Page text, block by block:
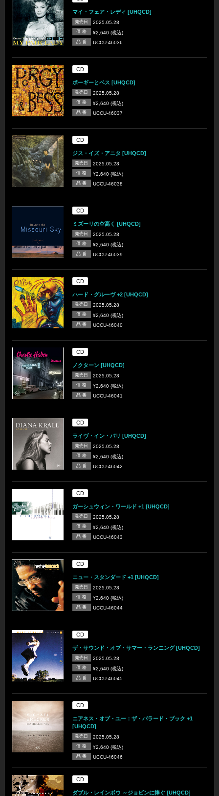
マイ・フェア・レディ [UHQCD]
発売日 2025.05.28
価 格 ¥2,640 (税込)
品 番 UCCU-46036
CD
ポーギーとベス [UHQCD]
発売日 2025.05.28
価 格 ¥2,640 (税込)
品 番 UCCU-46037
CD
ジス・イズ・アニタ [UHQCD]
発売日 2025.05.28
価 格 ¥2,640 (税込)
品 番 UCCU-46038
CD
ミズーリの空高く [UHQCD]
発売日 2025.05.28
価 格 ¥2,640 (税込)
品 番 UCCU-46039
CD
ハード・グルーヴ +2 [UHQCD]
発売日 2025.05.28
価 格 ¥2,640 (税込)
品 番 UCCU-46040
CD
ノクターン [UHQCD]
発売日 2025.05.28
価 格 ¥2,640 (税込)
品 番 UCCU-46041
CD
ライヴ・イン・パリ [UHQCD]
発売日 2025.05.28
価 格 ¥2,640 (税込)
品 番 UCCU-46042
CD
ガーシュウィン・ワールド +1 [UHQCD]
発売日 2025.05.28
価 格 ¥2,640 (税込)
品 番 UCCU-46043
CD
ニュー・スタンダード +1 [UHQCD]
発売日 2025.05.28
価 格 ¥2,640 (税込)
品 番 UCCU-46044
CD
ザ・サウンド・オブ・サマー・ランニング [UHQCD]
発売日 2025.05.28
価 格 ¥2,640 (税込)
品 番 UCCU-46045
CD
ニアネス・オブ・ユー：ザ・バラード・ブック +1
[UHQCD]
発売日 2025.05.28
価 格 ¥2,640 (税込)
品 番 UCCU-46046
CD
ダブル・レインボウ ～ジョビンに捧ぐ [UHQCD]